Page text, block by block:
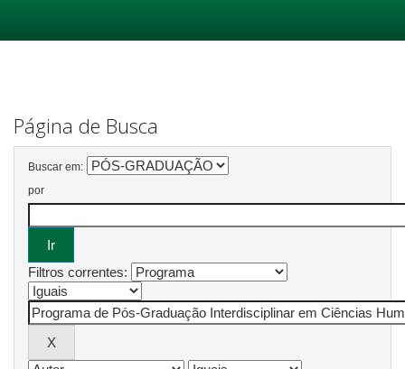
Página de Busca
Buscar em:
por
Filtros correntes: